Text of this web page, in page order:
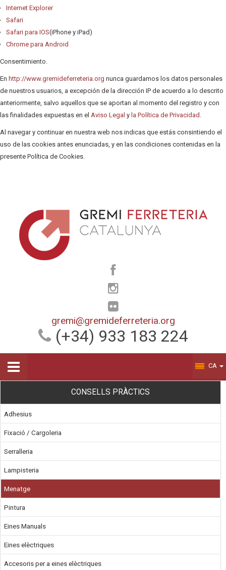
Internet Explorer
Safari
Safari para IOS(iPhone y iPad)
Chrome para Android
Consentimiento.
En http://www.gremideferreteria.org nunca guardamos los datos personales
de nuestros usuarios, a excepción de la dirección IP de acuerdo a lo descrito
anteriormente, salvo aquellos que se aportan al momento del registro y con
las finalidades expuestas en el Aviso Legal y la Política de Privacidad .
Al navegar y continuar en nuestra web nos indicas que estás consintiendo el
uso de las cookies antes enunciadas, y en las condiciones contenidas en la
presente Política de Cookies.
gremi@gremideferreteria.org
(+34) 933 183 224
CA
CONSELLS PRÀCTICS
Adhesius
Fixació / Cargoleria
Serralleria
Lampisteria
Menatge
Pintura
Eines Manuals
Eines elèctriques
Accesoris per a eines elèctriques